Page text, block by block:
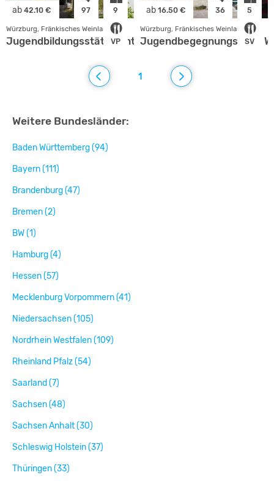
ab 42.10 € 97 9
VP
Würzburg, Fränkisches Weinland
Jugendbildungsstätte Unterfranken
ab 16.50 € 36 5
SV
Würzburg, Fränkisches Weinland
Jugendbegegnungshaus
1
Weitere Bundesländer:
Baden Württemberg (94)
Bayern (111)
Brandenburg (47)
Bremen (2)
BW (1)
Hamburg (4)
Hessen (57)
Mecklenburg Vorpommern (41)
Niedersachsen (105)
Nordrhein Westfalen (109)
Rheinland Pfalz (54)
Saarland (7)
Sachsen (48)
Sachsen Anhalt (30)
Schleswig Holstein (37)
Thüringen (33)